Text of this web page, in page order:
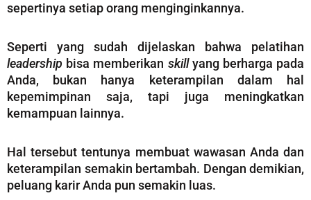
sepertinya setiap orang menginginkannya.
Seperti yang sudah dijelaskan bahwa pelatihan
leadership bisa memberikan skillyang berharga pada
Anda, bukan hanya keterampilan dalam hal
kepemimpinan saja, tapi juga meningkatkan
kemampuan lainnya.
Hal tersebut tentunya membuat wawasan Anda dan
keterampilan semakin bertambah. Dengan demikian,
peluang karir Anda pun semakin luas.